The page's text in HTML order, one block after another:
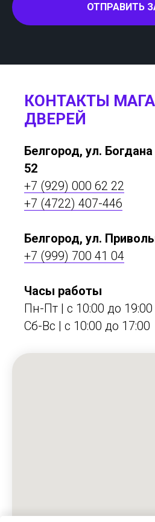
ОТПРАВИТЬ
КОНТАКТЫ
ДВЕРЕЙ
Белгород, ул.
52
+7 (929) 000 62 22
+7 (4722) 407-446
Белгород, ул.
+7 (999) 700 41 04
Часы работы
Пн-Пт | с 10:00 до 19:00
Сб-Вс | c 10:00 до 17:00